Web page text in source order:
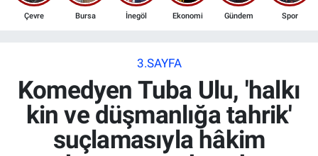
Çevre Bursa İnegöl Ekonomi Gündem Spor
3.SAYFA
Komedyen Tuba Ulu, 'halkı
kin ve düşmanlığa tahrik'
suçlamasıyla hâkim
Ekonomi
Güncel
Son Dakika Haberleri
Haber Arşivi